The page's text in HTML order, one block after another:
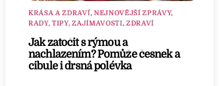
KRÁSA A ZDRAVÍ, NEJNOVĚJŠÍ ZPRÁVY,
RADY, TIPY, ZAJÍMAVOSTI, ZDRAVÍ
Jak zatočit s rýmou a
nachlazením? Pomůže česnek a
cibule i drsná polévka